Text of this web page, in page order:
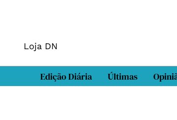
Loja DN
Edição Diária Últimas